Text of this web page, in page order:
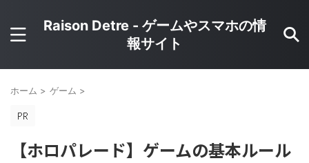
Raison Detre - ゲームやスマホの情
報サイト
ホーム > ゲーム >
【ホロパレード】ゲームの基本ルール